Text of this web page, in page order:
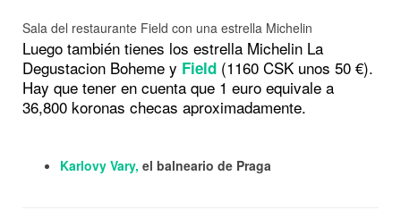
Sala del restaurante Field con una estrella Michelin
Luego también tienes los estrella Michelin La
Degustacion Boheme y Field (1160 CSK unos 50 €).
Hay que tener en cuenta que 1 euro equivale a
36,800 koronas checas aproximadamente.
Karlovy Vary, el balneario de Praga